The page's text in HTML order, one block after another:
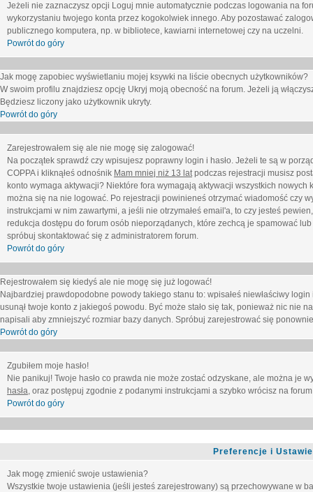
Jeżeli nie zaznaczysz opcji Loguj mnie automatycznie podczas logowania na
wykorzystaniu twojego konta przez kogokolwiek innego. Aby pozostawać
publicznego komputera, np. w bibliotece, kawiarni internetowej czy na uczelni.
Powrót do góry
Jak mogę zapobiec wyświetlaniu mojej ksywki na liście obecnych użytkowników?
W swoim profilu znajdziesz opcję Ukryj moją obecność na forum. Jeżeli ją
Będziesz liczony jako użytkownik ukryty.
Powrót do góry
Zarejestrowałem się ale nie mogę się zalogować!
Na początek sprawdź czy wpisujesz poprawny login i hasło. Jeżeli te są w
COPPA i kliknąłeś odnośnik Mam mniej niż 13 latpodczas rejestracji musisz
konto wymaga aktywacji? Niektóre fora wymagają aktywacji wszystkich
można się na nie logować. Po rejestracji powinieneś otrzymać wiadomość czy
instrukcjami w nim zawartymi, a jeśli nie otrzymałeś email'a, to czy jesteś
redukcja dostępu do forum osób nieporządanych, które zechcą je spamować
spróbuj skontaktować się z administratorem forum.
Powrót do góry
Rejestrowałem się kiedyś ale nie mogę się już logować!
Najbardziej prawdopodobne powody takiego stanu to: wpisałeś niewłaściwy
usunął twoje konto z jakiegoś powodu. Być może stało się tak, ponieważ nic nie
napisali aby zmniejszyć rozmiar bazy danych. Spróbuj zarejestrować się
Powrót do góry
Zgubiłem moje hasło!
Nie panikuj! Twoje hasło co prawda nie może zostać odzyskane, ale można je
hasła, oraz postępuj zgodnie z podanymi instrukcjami a szybko wrócisz na forum
Powrót do góry
Preferencje i
Jak mogę zmienić swoje ustawienia?
Wszystkie twoje ustawienia (jeśli jesteś zarejestrowany) są przechowywane w